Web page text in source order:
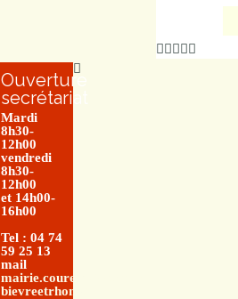
Ouverture
secrétariat
Mardi
8h30-
12h00
vendredi
8h30-
12h00
et 14h00-
16h00
Tel : 04 74
59 25 13
mail
mairie.couretbuis@entre-
bievreetrhone.fr